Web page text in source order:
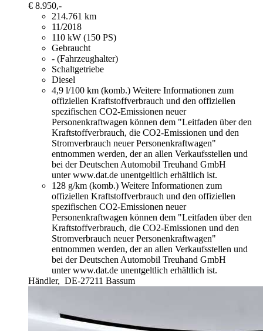
€ 8.950,-
214.761 km
11/2018
110 kW (150 PS)
Gebraucht
- (Fahrzeughalter)
Schaltgetriebe
Diesel
4,9 l/100 km (komb.) Weitere Informationen zum
offiziellen Kraftstoffverbrauch und den offiziellen
spezifischen CO2-Emissionen neuer
Personenkraftwagen können dem "Leitfaden über den
Kraftstoffverbrauch, die CO2-Emissionen und den
Stromverbrauch neuer Personenkraftwagen"
entnommen werden, der an allen Verkaufsstellen und
bei der Deutschen Automobil Treuhand GmbH
unter www.dat.de unentgeltlich erhältlich ist.
128 g/km (komb.) Weitere Informationen zum
offiziellen Kraftstoffverbrauch und den offiziellen
spezifischen CO2-Emissionen neuer
Personenkraftwagen können dem "Leitfaden über den
Kraftstoffverbrauch, die CO2-Emissionen und den
Stromverbrauch neuer Personenkraftwagen"
entnommen werden, der an allen Verkaufsstellen und
bei der Deutschen Automobil Treuhand GmbH
unter www.dat.de unentgeltlich erhältlich ist.
Händler, DE-27211 Bassum